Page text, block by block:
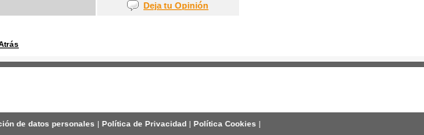
Deja tu Opinión
de datos personales | Política de Privacidad| Política Cookies |